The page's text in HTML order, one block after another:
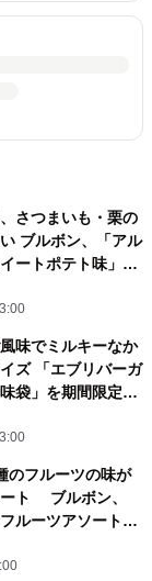
さつまいも・栗の
ブルボン、「アル
ートポテト味」な
8月4日(火)に販売
味でミルキーなか
ズ 「エブリバーガ
袋」を期間限定で
！
のフルーツの味が
ト ブルボン、
ルーツアソート」
(火)に新発売！